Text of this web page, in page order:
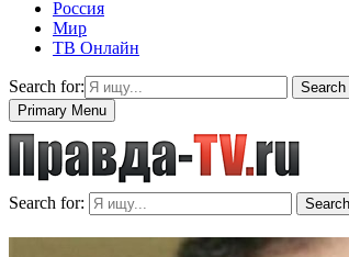
Россия
Мир
ТВ Онлайн
Search for:
Search
Primary Menu
Search for: Search